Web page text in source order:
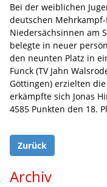
Bei der weiblichen
deutschen
Niedersächsinnen am
belegte in neuer
den neunten Platz in
Funck (TV Jahn
Göttingen) erzielten
erkämpfte sich Jonas
4585 Punkten den 18.
Zurück
Archiv